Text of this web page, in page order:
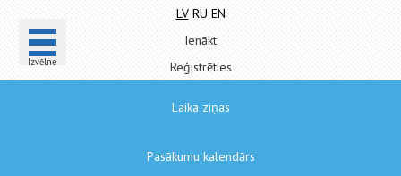
Izvēlne
LV RU EN
Ienākt
Reģistrēties
Laika ziņas
Pasākumu kalendārs